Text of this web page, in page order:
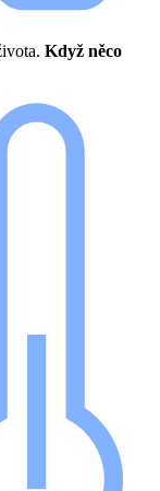
Když něco